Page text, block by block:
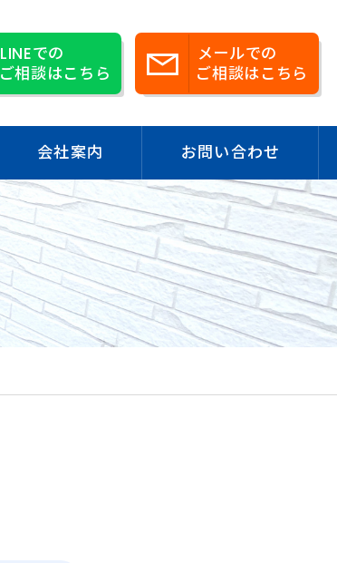
LINEでの
ご相談はこちら
メールでの
ご相談はこちら
会社案内 お問い合わせ